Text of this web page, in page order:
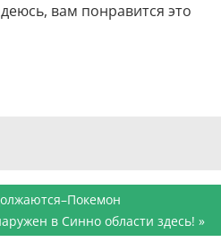
вам понравится это
в Синно области здесь!